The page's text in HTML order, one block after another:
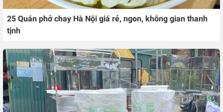
25 Quán phở chay Hà Nội giá rẻ, ngon, không gian thanh
tịnh